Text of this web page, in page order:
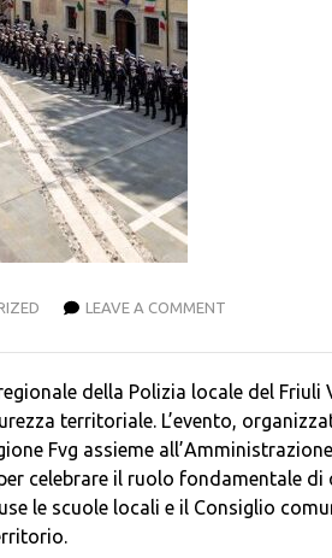
LEAVE A COMMENT
della Polizia locale del
territoriale. L’evento,
Fvg assieme
celebrare il ruolo fondamentale di
le scuole locali e il Consiglio